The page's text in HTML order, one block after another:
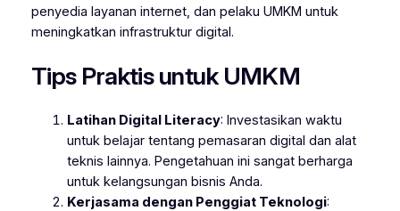
penyedia layanan internet, dan pelaku UMKM untuk
meningkatkan infrastruktur digital.
Tips Praktis untuk UMKM
Latihan Digital Literacy: Investasikan waktu
untuk belajar tentang pemasaran digital dan alat
teknis lainnya. Pengetahuan ini sangat berharga
untuk kelangsungan bisnis Anda.
Kerjasama dengan Penggiat Teknologi: